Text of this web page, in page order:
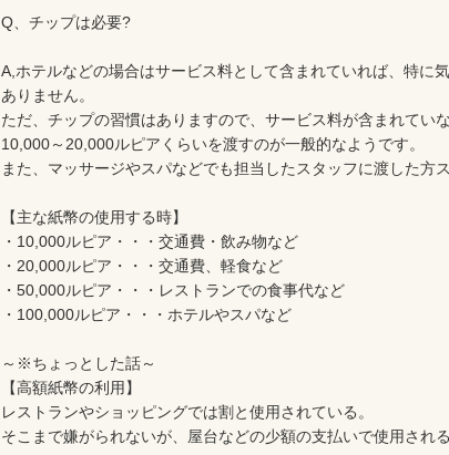
Q、チップは必要?
A,ホテルなどの場合はサービス料として含まれていれば、特に
ありません。
ただ、チップの習慣はありますので、サービス料が含まれてい
10,000～20,000ルピアくらいを渡すのが一般的なようです。
また、マッサージやスパなどでも担当したスタッフに渡した方
【主な紙幣の使用する時】
・10,000ルピア・・・交通費・飲み物など
・20,000ルピア・・・交通費、軽食など
・50,000ルピア・・・レストランでの食事代など
・100,000ルピア・・・ホテルやスパなど
～※ちょっとした話～
【高額紙幣の利用】
レストランやショッピングでは割と使用されている。
そこまで嫌がられないが、屋台などの少額の支払いで使用され